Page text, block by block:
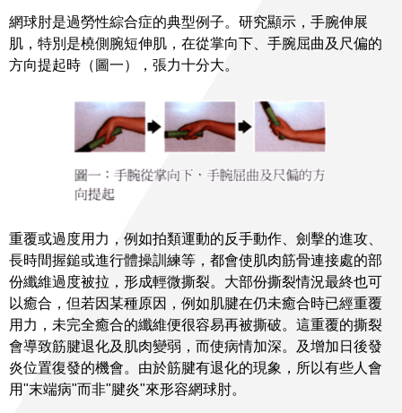
網球肘是過勞性綜合症的典型例子。研究顯示，手腕伸展
肌，特別是橈側腕短伸肌，在從掌向下、手腕屈曲及尺偏的
方向提起時（圖一），張力十分大。
重覆或過度用力，例如拍類運動的反手動作、劍擊的進攻、
長時間握鎚或進行體操訓練等，都會使肌肉筋骨連接處的部
份纖維過度被拉，形成輕微撕裂。大部份撕裂情況最終也可
以癒合，但若因某種原因，例如肌腱在仍未癒合時已經重覆
用力，未完全癒合的纖維便很容易再被撕破。這重覆的撕裂
會導致筋腱退化及肌肉變弱，而使病情加深。及增加日後發
炎位置復發的機會。由於筋腱有退化的現象，所以有些人會
用"末端病"而非"腱炎"來形容網球肘。